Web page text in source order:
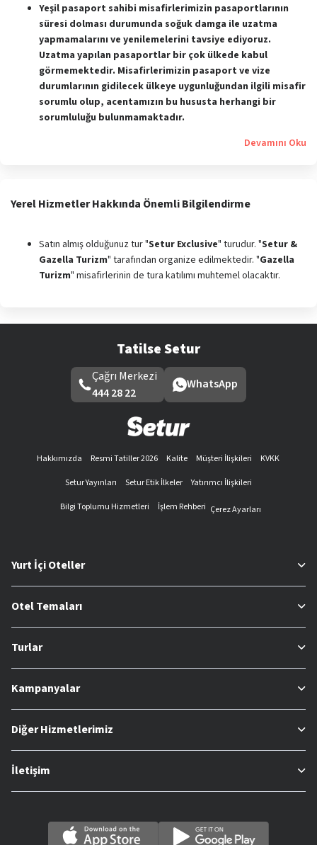
Yeşil pasaport sahibi misafirlerimizin pasaportlarının
süresi dolması durumunda soğuk damga ile uzatma
yapmamalarını ve yenilemelerini tavsiye ediyoruz.
Uzatma yapılan pasaportlar bir çok ülkede kabul
görmemektedir. Misafirlerimizin pasaport ve vize
durumlarının gidilecek ülkeye uygunluğundan ilgili misafir
sorumlu olup, acentamızın bu hususta herhangi bir
sorumluluğu bulunmamaktadır.
Devamını Oku
Yerel Hizmetler Hakkında Önemli Bilgilendirme
Satın almış olduğunuz tur "Setur Exclusive" turudur. "Setur &
Gazella Turizm" tarafından organize edilmektedir. "Gazella
Turizm" misafirlerinin de tura katılımı muhtemel olacaktır.
Tatilse Setur
Çağrı Merkezi
444 28 22
WhatsApp
Hakkımızda Resmi Tatiller 2026 Kalite Müşteri İlişkileri
KVKK
Setur Yayınları
Setur Etik İlkeler
Yatırımcı İlişkileri
Bilgi Toplumu Hizmetleri
İşlem Rehberi Çerez Ayarları
Yurt İçi Oteller
Otel Temaları
Turlar
Kampanyalar
Diğer Hizmetlerimiz
İletişim